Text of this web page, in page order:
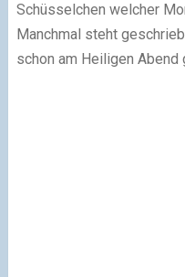
Schüsselchen welcher
Manchmal steht
schon am Heiligen Abend